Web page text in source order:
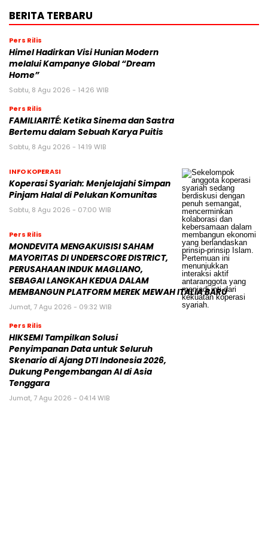
BERITA TERBARU
Pers Rilis
Himel Hadirkan Visi Hunian Modern
melalui Kampanye Global “Dream
Home”
Sabtu, 8 Agu 2026 - 14:26 WIB
Pers Rilis
FAMILIARITÉ: Ketika Sinema dan Sastra
Bertemu dalam Sebuah Karya Puitis
Sabtu, 8 Agu 2026 - 14:19 WIB
INFO KOPERASI
Koperasi Syariah: Menjelajahi Simpan
Pinjam Halal di Pelukan Komunitas
Sabtu, 8 Agu 2026 - 07:00 WIB
Pers Rilis
MONDEVITA MENGAKUISISI SAHAM
MAYORITAS DI UNDERSCORE DISTRICT,
PERUSAHAAN INDUK MAGLIANO,
SEBAGAI LANGKAH KEDUA DALAM
MEMBANGUN PLATFORM MEREK MEWAH ITALIA BARU
Jumat, 7 Agu 2026 - 09:32 WIB
Pers Rilis
HIKSEMI Tampilkan Solusi
Penyimpanan Data untuk Seluruh
Skenario di Ajang DTI Indonesia 2026,
Dukung Pengembangan AI di Asia
Tenggara
Jumat, 7 Agu 2026 - 04:14 WIB